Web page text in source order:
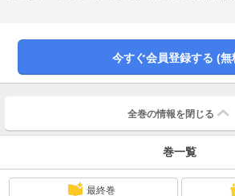
はアダムの子を妊娠している。愛していない女性
現れ衝撃の言葉を告げる。「僕の子供のことをいつ
今すぐ会員登録する (無
全巻の情報を 閉じる
巻一覧
最終巻